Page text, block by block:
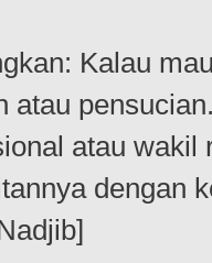
Kalau
atau
atau wakil
dengan